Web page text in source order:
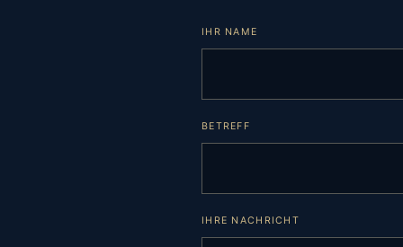
IHR NAME
BETREFF
IHRE NACHRICHT